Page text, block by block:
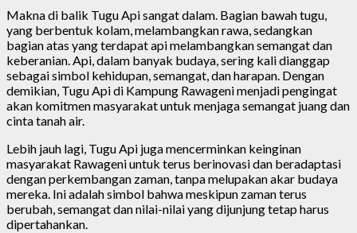
Makna di balik Tugu Api sangat dalam. Bagian bawah tugu,
yang berbentuk kolam, melambangkan rawa, sedangkan
bagian atas yang terdapat api melambangkan semangat dan
keberanian. Api, dalam banyak budaya, sering kali dianggap
sebagai simbol kehidupan, semangat, dan harapan. Dengan
demikian, Tugu Api di Kampung Rawageni menjadi pengingat
akan komitmen masyarakat untuk menjaga semangat juang dan
cinta tanah air.
Lebih jauh lagi, Tugu Api juga mencerminkan keinginan
masyarakat Rawageni untuk terus berinovasi dan beradaptasi
dengan perkembangan zaman, tanpa melupakan akar budaya
mereka. Ini adalah simbol bahwa meskipun zaman terus
berubah, semangat dan nilai-nilai yang dijunjung tetap harus
dipertahankan.